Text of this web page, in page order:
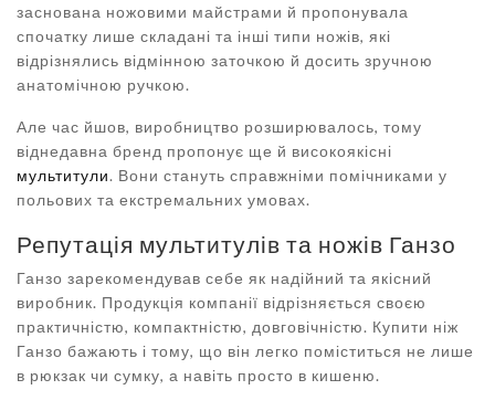
заснована ножовими майстрами й пропонувала
спочатку лише складані та інші типи ножів, які
відрізнялись відмінною заточкою й досить зручною
анатомічною ручкою.
Але час йшов, виробництво розширювалось, тому
віднедавна бренд пропонує ще й високоякісні
мультитули. Вони стануть справжніми помічниками у
польових та екстремальних умовах.
Репутація мультитулів та ножів Ганзо
Ганзо зарекомендував себе як надійний та якісний
виробник. Продукція компанії відрізняється своєю
практичністю, компактністю, довговічністю. Купити ніж
Ганзо бажають і тому, що він легко поміститься не лише
в рюкзак чи сумку, а навіть просто в кишеню.